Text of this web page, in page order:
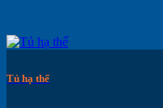
Tủ hạ thế